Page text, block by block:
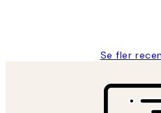
Se fler